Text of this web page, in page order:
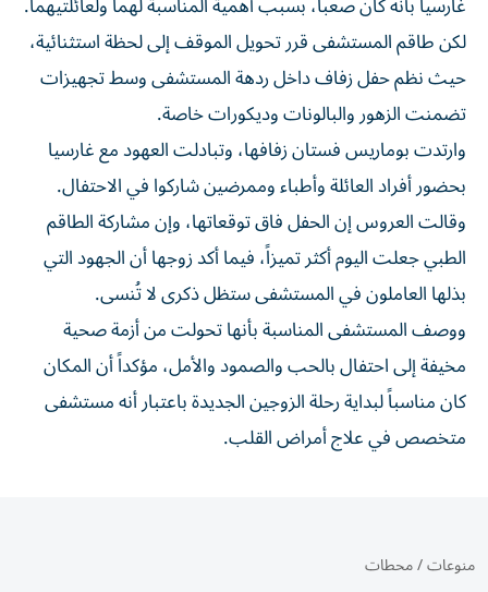
لكن طاقم المستشفى قرر تحويل الموقف إلى لحظة استثنائية،
حيث نظم حفل زفاف داخل ردهة المستشفى وسط تجهيزات
تضمنت الزهور والبالونات وديكورات خاصة.
وارتدت بوماريس فستان زفافها، وتبادلت العهود مع غارسيا
بحضور أفراد العائلة وأطباء وممرضين شاركوا في الاحتفال.
وقالت العروس إن الحفل فاق توقعاتها، وإن مشاركة الطاقم
الطبي جعلت اليوم أكثر تميزاً، فيما أكد زوجها أن الجهود التي
بذلها العاملون في المستشفى ستظل ذكرى لا تُنسى.
ووصف المستشفى المناسبة بأنها تحولت من أزمة صحية
مخيفة إلى احتفال بالحب والصمود والأمل، مؤكداً أن المكان
كان مناسباً لبداية رحلة الزوجين الجديدة باعتبار أنه مستشفى
متخصص في علاج أمراض القلب.
منوعات/محطات